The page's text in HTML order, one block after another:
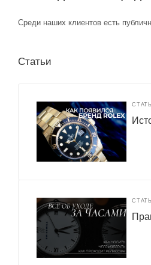
Среди наших клиентов есть
Статьи